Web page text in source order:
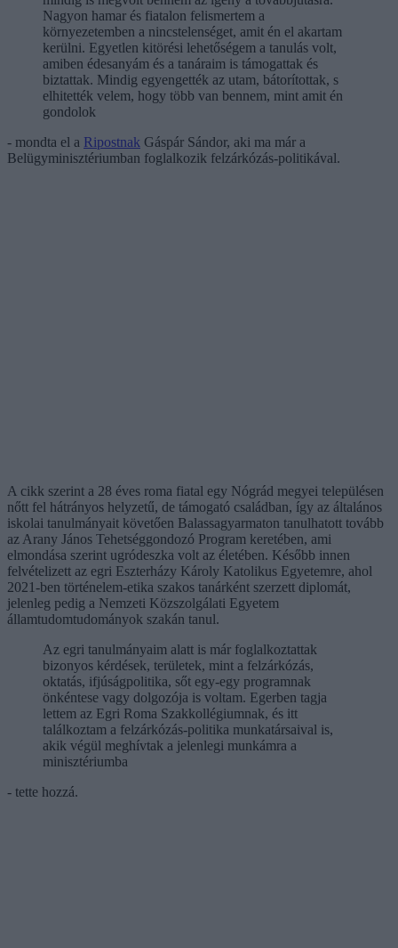
Nagyon hamar és fiatalon felismertem a
környezetemben a nincstelenséget, amit én el akartam
kerülni. Egyetlen kitörési lehetőségem a tanulás volt,
amiben édesanyám és a tanáraim is támogattak és
biztattak. Mindig egyengették az utam, bátorítottak, s
elhitették velem, hogy több van bennem, mint amit én
gondolok
- mondta el a Ripostnak Gáspár Sándor, aki ma már a
Belügyminisztériumban foglalkozik felzárkózás-politikával.
A cikk szerint a 28 éves roma fiatal egy Nógrád megyei településen
nőtt fel hátrányos helyzetű, de támogató családban, így az általános
iskolai tanulmányait követően Balassagyarmaton tanulhatott tovább
az Arany János Tehetséggondozó Program keretében, ami
elmondása szerint ugródeszka volt az életében. Később innen
felvételizett az egri Eszterházy Károly Katolikus Egyetemre, ahol
2021-ben történelem-etika szakos tanárként szerzett diplomát,
jelenleg pedig a Nemzeti Közszolgálati Egyetem
államtudomtudományok szakán tanul.
Az egri tanulmányaim alatt is már foglalkoztattak
bizonyos kérdések, területek, mint a felzárkózás,
oktatás, ifjúságpolitika, sőt egy-egy programnak
önkéntese vagy dolgozója is voltam. Egerben tagja
lettem az Egri Roma Szakkollégiumnak, és itt
találkoztam a felzárkózás-politika munkatársaival is,
akik végül meghívtak a jelenlegi munkámra a
minisztériumba
- tette hozzá.